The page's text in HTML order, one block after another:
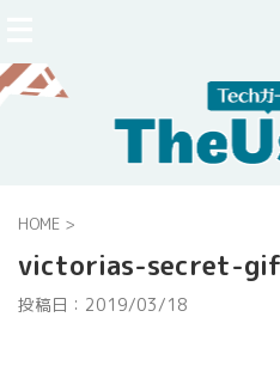
HOME >
victorias-secret-
投稿日： 2019/03/18